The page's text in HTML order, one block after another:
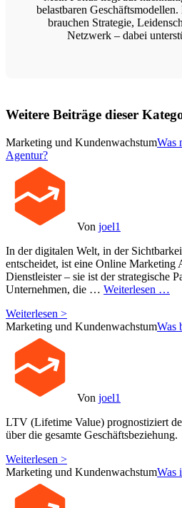
belastbaren
brauchen Strategie,
Netzwerk – dabei
Weitere Beiträge dieser
Marketing und KundenwachstumWas
Agentur?
Von joel1
In der digitalen Welt, in der
entscheidet, ist eine Online Marketing
Dienstleister – sie ist der strategische
Unternehmen, die … Weiterlesen …
Weiterlesen >
Marketing und KundenwachstumWas
Von joel1
LTV (Lifetime Value) prognostiziert
über die gesamte Geschäftsbeziehung.
Weiterlesen >
Marketing und KundenwachstumWas